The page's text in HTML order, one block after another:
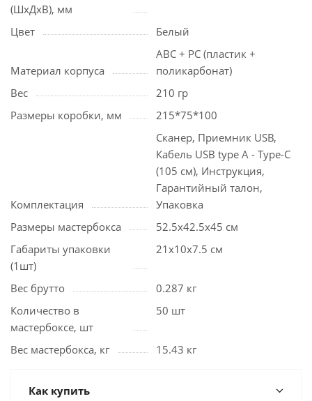
(ШхДхВ), мм
Цвет Белый
Материал корпуса
ABC + PC (пластик +
поликарбонат)
Вес
210 гр
Размеры коробки, мм
215*75*100
Комплектация
Сканер, Приемник USB,
Кабель USB type A - Type-C
(105 см), Инструкция,
Гарантийный талон,
Упаковка
Размеры мастербокса
52.5х42.5х45 см
Габариты упаковки
(1шт)
21х10х7.5 см
Вес брутто
0.287 кг
Количество в
мастербоксе, шт
50 шт
Вес мастербокса, кг 15.43 кг
Как купить